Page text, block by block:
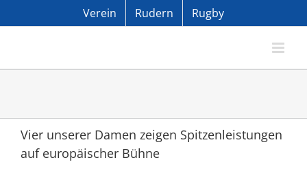
Verein Rudern Rugby
Vier unserer Damen zeigen Spitzenleistungen
auf europäischer Bühne